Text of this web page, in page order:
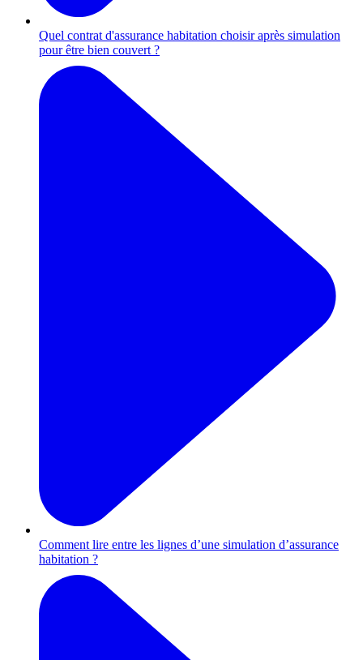
Quel contrat d'assurance habitation choisir après simulation
pour être bien couvert ?
Comment lire entre les lignes d’une simulation d’assurance
habitation ?